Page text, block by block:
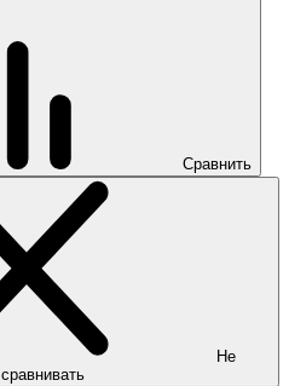
Сравнить
Не
сравнивать